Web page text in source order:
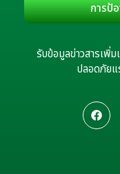
การป้
รับข้อมูลข่าวสารเพิ่ม
ปลอดภัยแ